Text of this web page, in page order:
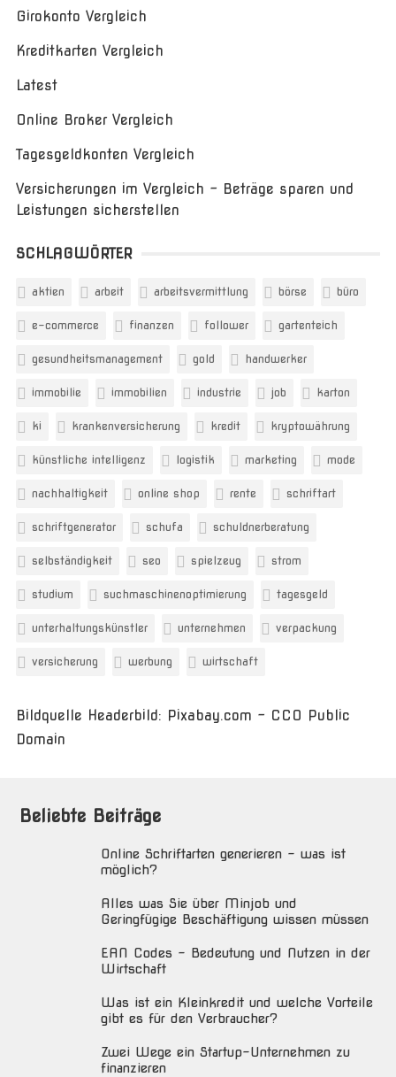
Girokonto Vergleich
Kreditkarten Vergleich
Latest
Online Broker Vergleich
Tagesgeldkonten Vergleich
Versicherungen im Vergleich – Beträge sparen und
Leistungen sicherstellen
SCHLAGWÖRTER
aktien arbeit arbeitsvermittlung börse büro
e-commerce finanzen follower gartenteich
gesundheitsmanagement gold handwerker
immobilie immobilien industrie job karton
ki krankenversicherung kredit kryptowährung
künstliche intelligenz logistik marketing mode
nachhaltigkeit online shop rente schriftart
schriftgenerator schufa schuldnerberatung
selbständigkeit seo spielzeug strom
studium suchmaschinenoptimierung tagesgeld
unterhaltungskünstler unternehmen verpackung
versicherung werbung wirtschaft
Bildquelle Headerbild: Pixabay.com - CC0 Public
Domain
Beliebte Beiträge
Online Schriftarten generieren – was ist
möglich?
Alles was Sie über Minjob und
Geringfügige Beschäftigung wissen müssen
EAN Codes – Bedeutung und Nutzen in der
Wirtschaft
Was ist ein Kleinkredit und welche Vorteile
gibt es für den Verbraucher?
Zwei Wege ein Startup-Unternehmen zu
finanzieren